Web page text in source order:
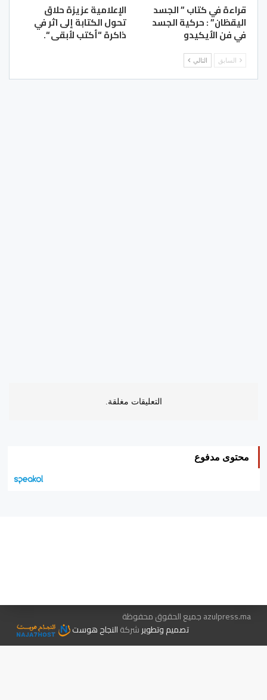
قراءة في كتاب ” الجسد
اليقظان” : حركية الجسد
في فن الأيكيدو
الإعلامية عزيزة حلاق
تحول الكتابة إلى اثر في
ذاكرة “أكتب لأبقى “.
السابق التالي
التعليقات مغلقة.
محتوى مدفوع
azulpress.ma جميع الحقوق محفوظة
تصميم وتطويرشركةالنجاح هوست